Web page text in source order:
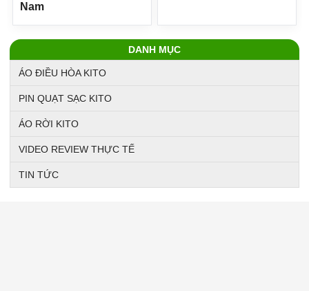
Nam
DANH MỤC
ÁO ĐIỀU HÒA KITO
PIN QUẠT SẠC KITO
ÁO RỜI KITO
VIDEO REVIEW THỰC TẾ
TIN TỨC